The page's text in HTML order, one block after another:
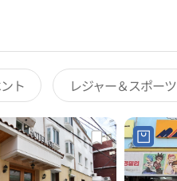
ト レジャー＆スポーツ